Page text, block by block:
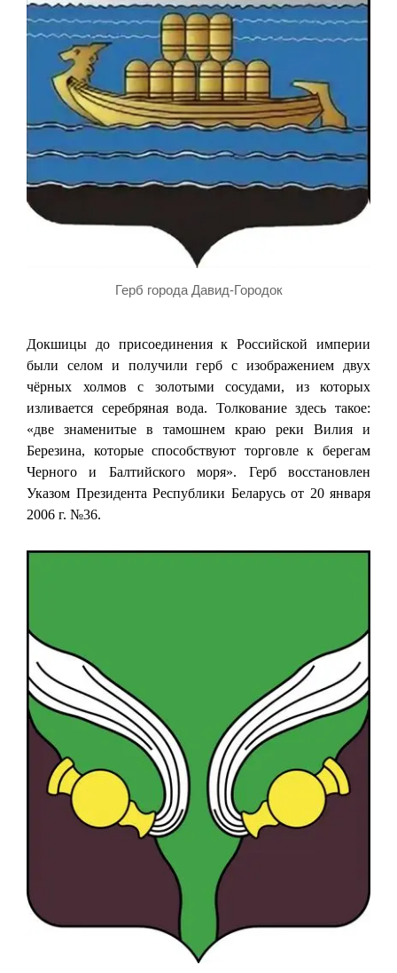
Герб города Давид-Городок
Докшицы до присоединения к Российской империи
были селом и получили герб с изображением двух
чёрных холмов с золотыми сосудами, из которых
изливается серебряная вода. Толкование здесь такое:
«две знаменитые в тамошнем краю реки Вилия и
Березина, которые способствуют торговле к берегам
Черного и Балтийского моря». Герб восстановлен
Указом Президента Республики Беларусь от 20 января
2006 г. №36.